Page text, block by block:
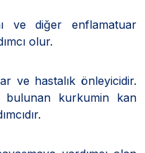
ve diğer enflamatuar
olur.
ve hastalık önleyicidir.
bulunan kurkumin kan